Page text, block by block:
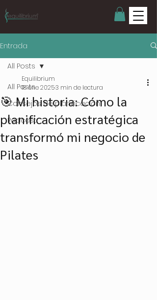
Entrada
All Posts
Consejos de planificacion
Podcast
All Posts
🎯 Mi historia: Cómo la
planificación estratégica
transformó mi negocio de
Pilates
Equilibrium
18 ene 20253 min de lectura